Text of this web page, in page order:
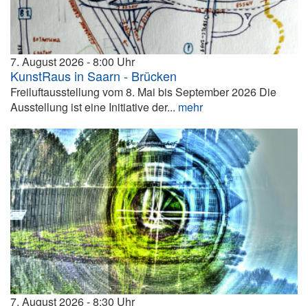
7. August 2026 8:00
KunstRaus in Saarn - Brücken
Freiluftausstellung vom 8. Mai bis September 2026 Die
Ausstellung ist eine Initiative der... mehr
7. August 2026 8:30